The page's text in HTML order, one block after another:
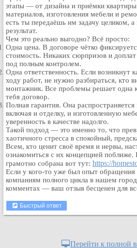
Беседы
Игры
Кулинария
Физкультура и спорт
Видео и Кино
Авто. Мото.
Космос
Домашние питомцы
Медицина
Компьютер
Ещё
Пользователи / Поиск
Группы
Норм
Музыкальный архив
Видео архив
Дело
этапы — от дизайна и приёмки
материалов, изготовления мебели и
есть ты передаёшь им задачу целиком,
результат.
Чем это реально выгодно? Всё просто:
Одна цена. В договоре чётко
стоимость. Никаких сюрпризов и
под полным контролем.
Одна ответственность. Если возникнут
ходу работ, не нужно разбираться, кто
монтажник. Все проблемы решает одна
тебя договор.
Полная гарантия. Она распространяется
включая и отделку, и изготовленную
уверенность в качестве надолго.
Такой подход — это именно то, что
хаотичного стресса в спокойный,
Всем, кто ценит своё время и нервы,
ознакомиться с их концепцией
грамотно собрана вот тут: https://
Если у кого-то уже был опыт
компаниям полного цикла в нашем
комментах — ваш отзыв бесценен для
Быстрый ответ
Перейти к полной